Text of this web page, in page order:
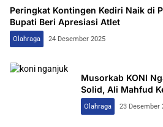
Peringkat Kontingen Kediri Naik di
Bupati Beri Apresiasi Atlet
Olahraga 24 Desember 2025
Musorkab KONI
Solid, Ali Mahfud
Olahraga 23 Desember